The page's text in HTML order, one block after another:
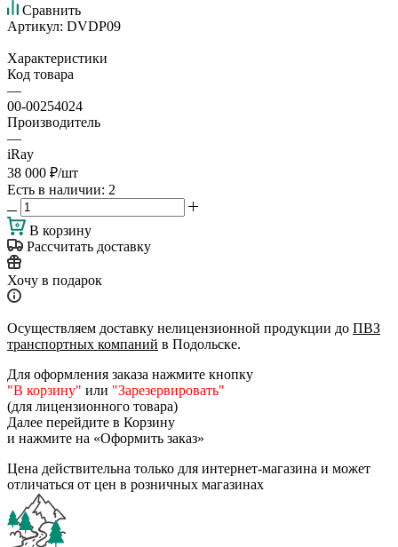
Сравнить
Артикул: DVDP09
Характеристики
Код товара
—
00-00254024
Производитель
—
iRay
38 000 ₽/шт
Есть в наличии: 2
В корзину
Рассчитать доставку
Хочу в подарок
Осуществляем доставку нелицензионной продукции до ПВЗ
транспортных компаний в Подольске.
Для оформления заказа нажмите кнопку
"В корзину" или "Зарезервировать"
(для лицензионного товара)
Далее перейдите в Корзину
и нажмите на «Оформить заказ»
Цена действительна только для интернет-магазина и может
отличаться от цен в розничных магазинах